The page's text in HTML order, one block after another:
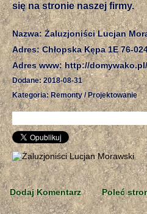
się na stronie naszej firmy.
Nazwa: Żaluzjoniści Lucjan
Adres: Chłopska Kępa 1E 76-
Adres www: http://
Dodane: 2018-08-31
Kategoria: Remonty / Projektowanie
Dodaj Komentarz Poleć